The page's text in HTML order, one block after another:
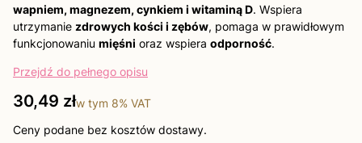
wapniem, magnezem, cynkiem i witaminą D. Wspiera
utrzymanie zdrowych kości i zębów, pomaga w prawidłowym
funkcjonowaniu mięśni oraz wspiera odporność.
Przejdź do pełnego opisu
Cena
30,49 złw tym 8% VAT
Ceny podane bez kosztów dostawy.